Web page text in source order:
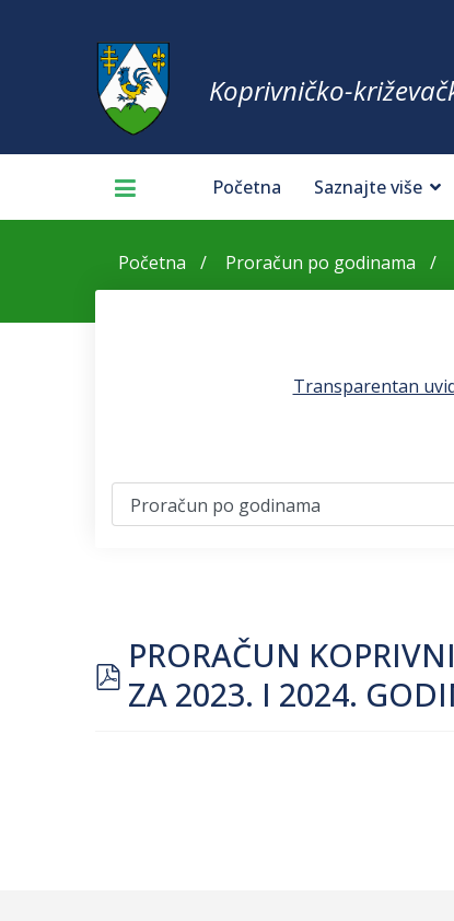
Koprivničko-
Početna Saznajte više
Početna Proračun po godinama
Transparentan
pdf
PRORAČUN
ZA 2023. I 2024.